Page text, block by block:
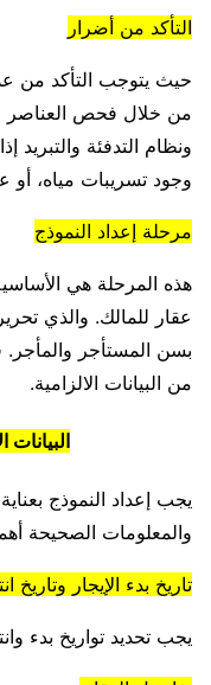
التأكد من أضرار
حيث يتوجب التأكد من
من خلال فحص العناصر
ونظام التدفئة
وجود تسريبات مياه، أو
مرحلة إعداد النموذج
هذه المرحلة هي
عقار للمالك. والذي
بسن المستأجر
من البيانات الالزامية.
البيانات
يجب إعداد النموذج
والمعلومات الصحيحة
تاريخ بدء الإيجار وتاريخ
يجب تحديد تواريخ بدء